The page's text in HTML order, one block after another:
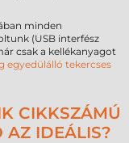
minden
(USB interfész
csak a kellékanyagot
egyedülálló tekercses
CIKKSZÁMÚ
AZ IDEÁLIS?